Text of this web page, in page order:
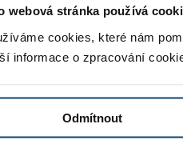
webová stránka používá
cookies, které nám
informace o zpracování
Odmítnout
potřebujete s čímkoliv
od 8:00 – 15:00 jako